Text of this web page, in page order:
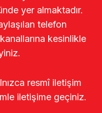
yer almaktadır.
telefon
kesinlikle
resmî iletişim
iletişime geçiniz.